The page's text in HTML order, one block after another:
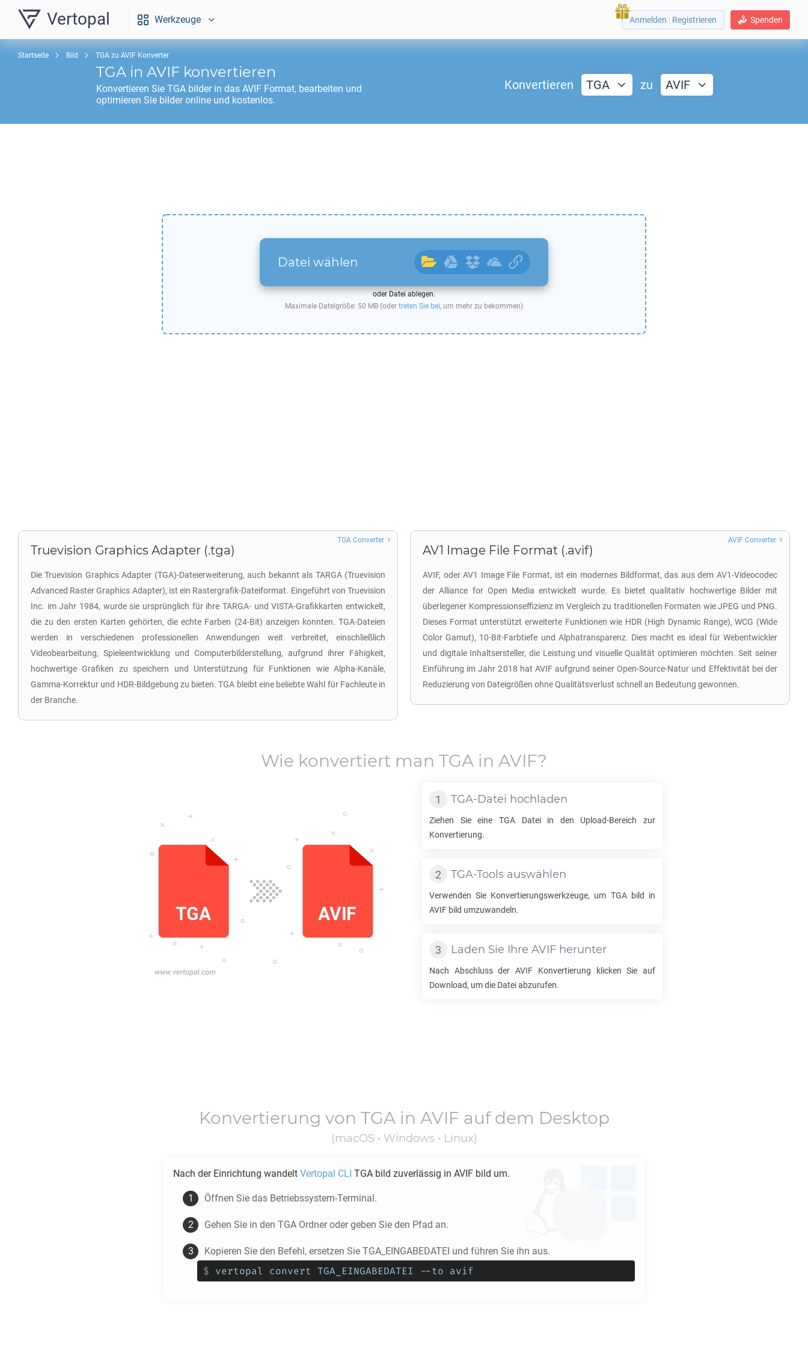
Vertopal Werkzeuge Spenden
Anmelden | Registrieren
Startseite Bild TGA zu AVIF Konverter
TGA in AVIF konvertieren
Konvertieren Sie TGA bilder in das AVIF Format, bearbeiten und
optimieren Sie bilder online und kostenlos.
Konvertieren TGA zu AVIF
Datei wählen
oder Datei ablegen.
Maximale Dateigröße: 50 MB (oder treten Sie bei, um mehr zu bekommen)
Truevision Graphics Adapter (.tga)
Die Truevision Graphics Adapter (TGA)-Dateierweiterung, auch bekannt als TARGA (Truevision
Advanced Raster Graphics Adapter), ist ein Rastergrafik-Dateiformat. Eingeführt von Truevision
Inc. im Jahr 1984, wurde sie ursprünglich für ihre TARGA- und VISTA-Grafikkarten entwickelt,
die zu den ersten Karten gehörten, die echte Farben (24-Bit) anzeigen konnten. TGA-Dateien
werden in verschiedenen professionellen Anwendungen weit verbreitet, einschließlich
Videobearbeitung, Spieleentwicklung und Computerbilderstellung, aufgrund ihrer Fähigkeit,
hochwertige Grafiken zu speichern und Unterstützung für Funktionen wie Alpha-Kanäle,
Gamma-Korrektur und HDR-Bildgebung zu bieten. TGA bleibt eine beliebte Wahl für Fachleute in
der Branche.
TGA Converter
AV1 Image File Format (.avif)
AVIF, oder AV1 Image File Format, ist ein modernes Bildformat, das aus dem AV1-Videocodec
der Alliance for Open Media entwickelt wurde. Es bietet qualitativ hochwertige Bilder mit
überlegener Kompressionseffizienz im Vergleich zu traditionellen Formaten wie JPEG und PNG.
Dieses Format unterstützt erweiterte Funktionen wie HDR (High Dynamic Range), WCG (Wide
Color Gamut), 10-Bit-Farbtiefe und Alphatransparenz. Dies macht es ideal für Webentwickler
und digitale Inhaltsersteller, die Leistung und visuelle Qualität optimieren möchten. Seit seiner
Einführung im Jahr 2018 hat AVIF aufgrund seiner Open-Source-Natur und Effektivität bei der
Reduzierung von Dateigrößen ohne Qualitätsverlust schnell an Bedeutung gewonnen.
AVIF Converter
Wie konvertiert man TGA in AVIF?
TGA-Datei hochladen
Ziehen Sie eine TGADatei in den Upload-Bereich zur
Konvertierung.
TGA-Tools auswählen
Verwenden Sie Konvertierungswerkzeuge, um TGAbild in
AVIF bild umzuwandeln.
Laden Sie Ihre AVIF herunter
Nach Abschluss derAVIF Konvertierung klicken Sie auf
Download, um die Datei abzurufen.
Konvertierung von TGAin AVIF auf dem Desktop
(macOS • Windows • Linux)
Nach der Einrichtung wandelt Vertopal CLI TGA bild zuverlässig in AVIF bild um.
Öffnen Sie das Betriebssystem-Terminal.
Gehen Sie in den TGA Ordner oder geben Sie den Pfad an.
Kopieren Sie den Befehl, ersetzen Sie TGA_EINGABEDATEI und führen Sie ihn aus.
$ vertopal convert TGA_EINGABEDATEI --to avif